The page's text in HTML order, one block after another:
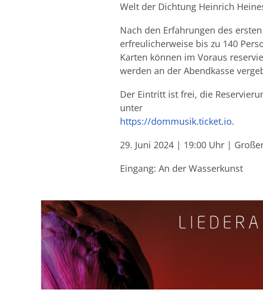
Welt der Dichtung Heinrich
Nach den Erfahrungen des
erfreulicherweise bis zu 140
Karten können im Voraus
werden an der Abendkasse
Der Eintritt ist frei, die
unter
https://dommusik.ticket.io.
Juni 2024 | 19:00 Uhr |
Eingang: An der Wasserkunst